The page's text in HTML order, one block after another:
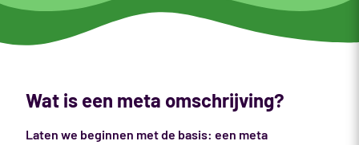
Wat is een meta omschrijving?
Laten we beginnen met de basis: een meta